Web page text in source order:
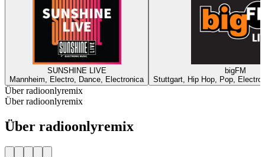
SUNSHINE LIVE
Mannheim, Electro, Dance, Electronica
bigFM
Stuttgart, Hip Hop, Pop,
Über radioonlyremix
Über radioonlyremix
Über radioonlyremix